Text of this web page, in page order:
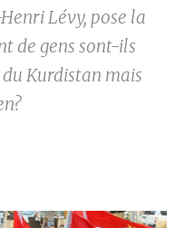
Lévy, pose la
de gens sont-ils
Kurdistan mais